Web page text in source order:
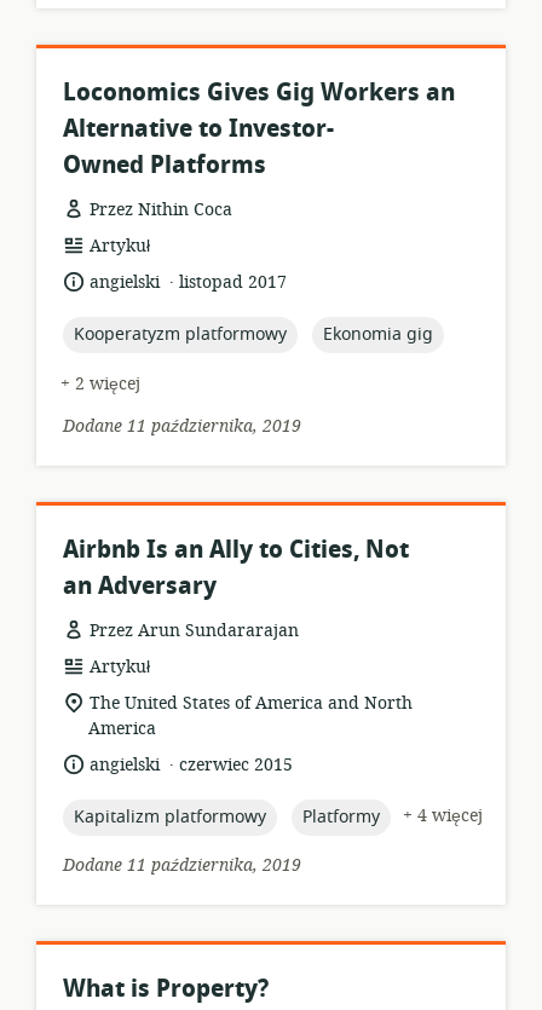
Loconomics Gives Gig Workers an
Alternative to Investor-
Owned Platforms
Przez Nithin Coca
format
zasobów:
Artykuł
język:angielski .
datalistopad 2017
topic:
Kooperatyzm platformowy topic:
Ekonomia gig
+ 2 więcej
Dodane 11 października, 2019
Airbnb Is an Ally to Cities, Not
an Adversary
Przez Arun Sundararajan
format
zasobów:
Artykuł
istotna
lokalizacja:
The United States of America and North
America
język:angielski .
dataczerwiec 2015
topic:
Kapitalizm platformowy topic:
Platformy
+ 4 więcej
Dodane 11 października, 2019
What is Property?